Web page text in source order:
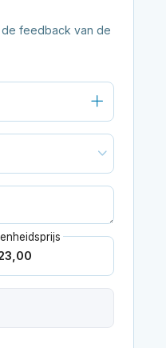
de feedback van de